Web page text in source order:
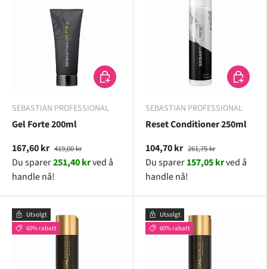
SEBASTIAN PROFESSIONAL
Gel Forte 200ml
167,60 kr 419,00 kr
Du sparer251,40 krved å
handle nå!
LEGG I HANDLEKURV
SEBASTIAN PROFESSIONAL
Reset Conditioner 250ml
104,70 kr 261,75 kr
Du sparer157,05 krved å
handle nå!
LEGG I
Utsolgt
60% rabatt
Utsolgt
60% rabatt